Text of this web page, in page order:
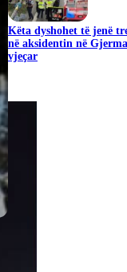
Këta dyshohet të jenë
në aksidentin në
vjeçar